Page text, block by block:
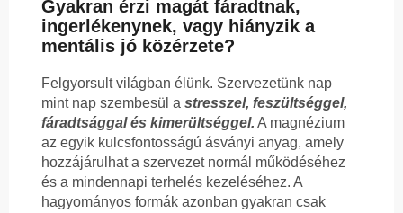
Gyakran érzi magát fáradtnak,
ingerlékenynek, vagy hiányzik a
mentális jó közérzete?
Felgyorsult világban élünk. Szervezetünk nap
mint nap szembesül a stresszel, feszültséggel,
fáradtsággal és kimerültséggel. A magnézium
az egyik kulcsfontosságú ásványi anyag, amely
hozzájárulhat a szervezet normál működéséhez
és a mindennapi terhelés kezeléséhez. A
hagyományos formák azonban gyakran csak